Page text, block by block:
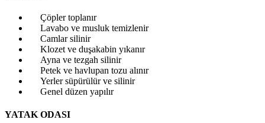
Çöpler toplanır
Lavabo ve musluk temizlenir
Camlar silinir
Klozet ve duşakabin yıkanır
Ayna ve tezgah silinir
Petek ve havlupan tozu alınır
Yerler süpürülür ve silinir
Genel düzen yapılır
YATAK ODASI